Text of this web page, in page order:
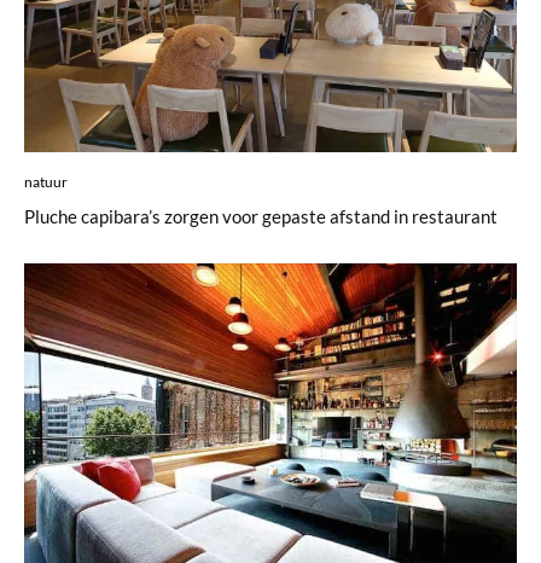
natuur
Pluche capibara’s zorgen voor gepaste afstand in restaurant